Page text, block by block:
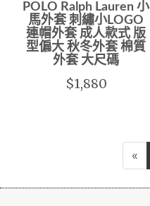
POLO Ralph Lauren 小
馬外套 刺繡小LOGO
連帽外套 成人款式 版
型偏大 秋冬外套 棉質
外套 大尺碼
$1,880
«